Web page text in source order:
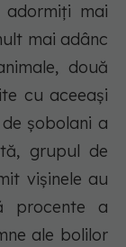
mai
mai adânc
două
cu aceeași
șobolani a
grupul de
vișinele au
procente a
ale bolilor